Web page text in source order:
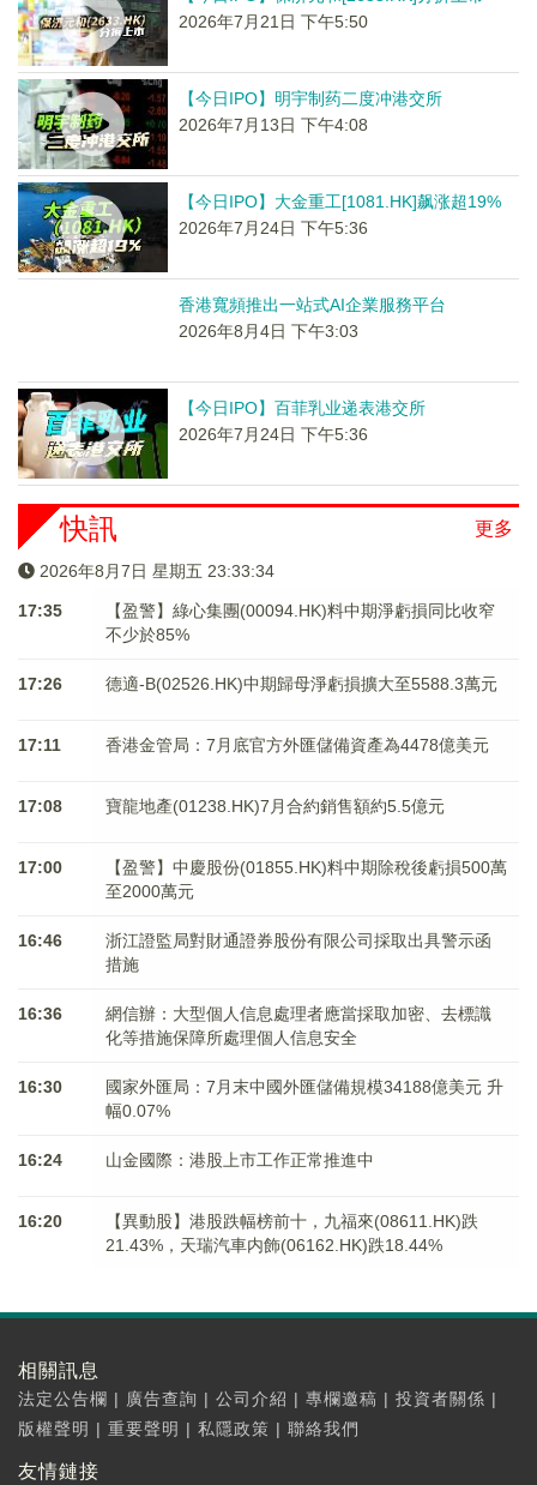
2026年7月21日 下午5:50
【今日IPO】明宇制药二度冲港交所
2026年7月13日 下午4:08
【今日IPO】大金重工[1081.HK]飙涨超19%
2026年7月24日 下午5:36
香港寬頻推出一站式AI企業服務平台
2026年8月4日 下午3:03
【今日IPO】百菲乳业递表港交所
2026年7月24日 下午5:36
更多
快訊
2026年8月7日 星期五 23:33:34
17:35
【盈警】綠心集團(00094.HK)料中期淨虧損同比收窄
不少於85%
17:26 德適-B(02526.HK)中期歸母淨虧損擴大至5588.3萬元
17:11 香港金管局：7月底官方外匯儲備資產為4478億美元
17:08 寶龍地產(01238.HK)7月合約銷售額約5.5億元
17:00
【盈警】中慶股份(01855.HK)料中期除稅後虧損500萬
至2000萬元
16:46
浙江證監局對財通證券股份有限公司採取出具警示函
措施
16:36
網信辦：大型個人信息處理者應當採取加密、去標識
化等措施保障所處理個人信息安全
16:30
國家外匯局：7月末中國外匯儲備規模34188億美元 升
幅0.07%
16:24 山金國際：港股上市工作正常推進中
16:20
【異動股】港股跌幅榜前十，九福來(08611.HK)跌
21.43%，天瑞汽車内飾(06162.HK)跌18.44%
相關訊息
法定公告欄 | 廣告查詢 | 公司介紹 | 專欄邀稿 | 投資者關係 |
版權聲明 | 重要聲明 | 私隱政策 | 聯絡我們
友情鏈接